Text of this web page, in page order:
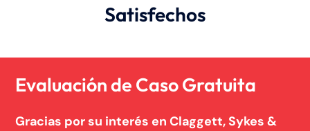
Satisfechos
Evaluación de Caso Gratuita
Gracias por su interés en Claggett, Sykes &